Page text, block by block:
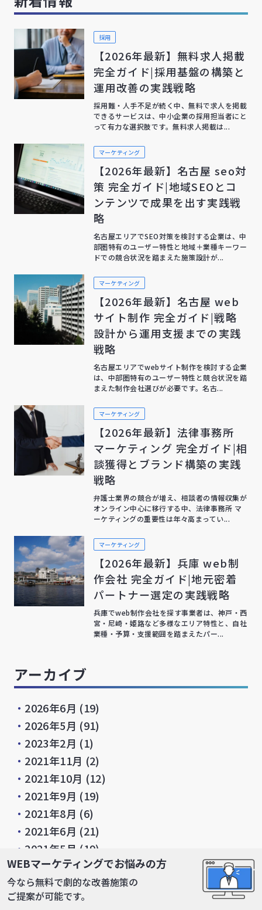
採用
【2026年最新】無料求人掲載
完全ガイド|採用基盤の構築と
運用改善の実践戦略
採用難・人手不足が続く中、無料で求人を掲載
できるサービスは、中小企業の採用担当者にと
って有力な選択肢です。無料求人掲載は...
マーケティング
【2026年最新】名古屋 seo対
策 完全ガイド|地域SEOとコ
ンテンツで成果を出す実践戦
略
名古屋エリアでSEO対策を検討する企業は、中
部圏特有のユーザー特性と地域＋業種キーワー
ドでの競合状況を踏まえた施策設計が...
マーケティング
【2026年最新】名古屋 web
サイト制作 完全ガイド|戦略
設計から運用支援までの実践
戦略
名古屋エリアでwebサイト制作を検討する企業
は、中部圏特有のユーザー特性と競合状況を踏
まえた制作会社選びが必要です。名古...
マーケティング
【2026年最新】法律事務所
マーケティング 完全ガイド|相
談獲得とブランド構築の実践
戦略
弁護士業界の競合が増え、相談者の情報収集が
オンライン中心に移行する中、法律事務所 マ
ーケティングの重要性は年々高まってい...
マーケティング
【2026年最新】兵庫 web制
作会社 完全ガイド|地元密着
パートナー選定の実践戦略
兵庫でweb制作会社を探す事業者は、神戸・西
宮・尼崎・姫路など多様なエリア特性と、自社
業種・予算・支援範囲を踏まえたパー...
アーカイブ
・ 2026年6月 (19)
・ 2026年5月 (91)
・ 2023年2月 (1)
・ 2021年11月 (2)
・ 2021年10月 (12)
・ 2021年9月 (19)
・ 2021年8月 (6)
・ 2021年6月 (21)
・ 2021年5月 (19)
・2021年4月(7)
・2021年3月(10)
・2021年2月(13)
WEBマーケティングでお悩みの方
今なら無料で劇的な改善施策の
ご提案が可能です。